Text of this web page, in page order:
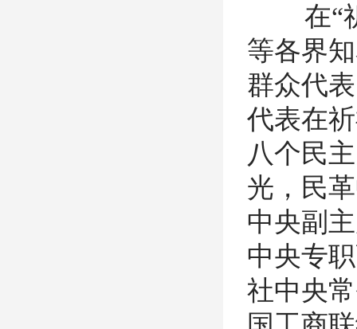
在“
等各界
群众代
代表在
八个民
光，民
中央副
中央专
社中央